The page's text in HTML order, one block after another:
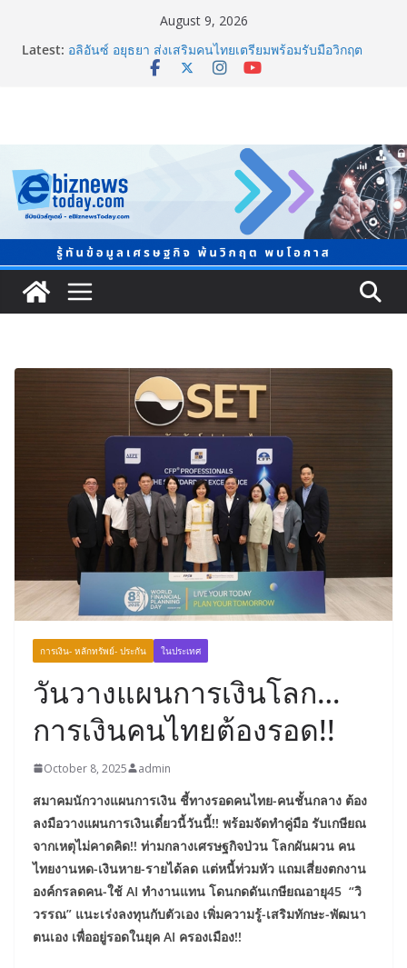
August 9, 2026
Latest:
ภาครัฐ-เอกชนจับมือสัมมนาใหญ่ ยกระดับอุตสาหกรรมเซ
รามิกไทยสู่สากล พร้อมชวนผู้ประกอบไทยร่วมงาน
“Ceramics Vietnam & Stone Vietnam 2026”
ยิ่งใหญ่ Thailand e-Commerce Expo 2026 ผนึกกว่า 50
พันธมิตร ปั้นผู้ประกอบการไทยสู่ตลาดโลก คาดเงินสะพัด
กว่า 300 ล้านบาท
LORDNINE จัดศึกคนดังสายเกม ไทย ปะทะ ฟิลิปปินส์ ใน
“Rise of the Tenth Lord” เปิดสงครามกิลด์ข้ามประเทศ
ฉลองเซิร์ฟเวอร์ใหม่ เฮเลนา
แพทย์เผย โรคไม่ติดต่อเรื้อรัง NCDs คร่าชีวิตคนไทยก่อน
วัยอันควร ทำสูญเสียทางเศรษฐกิจมหาศาล 1.6 ล้านล้าน
บาทต่อปี
การเงิน- หลักทรัพย์- ประกัน ในประเทศ
วันวางแผนการเงินโลก…
การเงินคนไทยต้องรอด!!
October 8, 2025 admin
สมาคมนักวางแผนการเงิน ชี้ทางรอดคนไทย-คนชั้นกลาง ต้อง
ลงมือวางแผนการเงินเดี๋ยวนี้วันนี้!! พร้อมจัดทำคู่มือ รับเกษียณ
จากเหตุไม่คาดคิด!! ท่ามกลางเศรษฐกิจป่วน โลกผันผวน คน
ไทยงานหด-เงินหาย-รายได้ลด แต่หนี้ท่วมหัว แถมเสี่ยงตกงาน
องค์กรลดคน-ใช้ AI ทำงานแทน โดนกดดันเกษียณอายุ45 “วิ
วรรณ” แนะเร่งลงทุนกับตัวเอง เพิ่มความรู้-เสริมทักษะ-พัฒนา
ตนเอง เพื่ออยู่รอดในยุค AI ครองเมือง!!